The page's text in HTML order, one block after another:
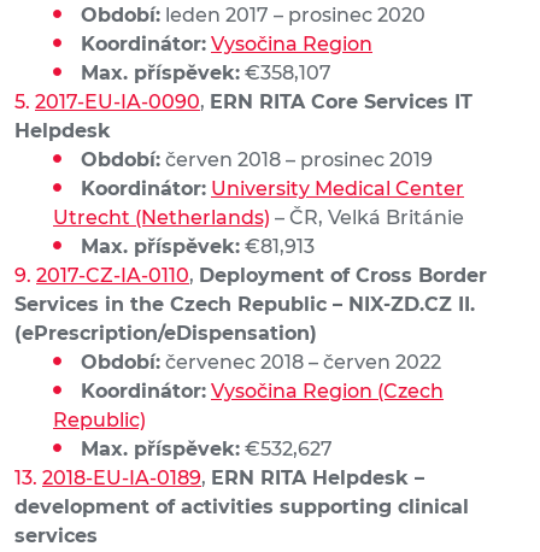
Období: leden 2017 – prosinec 2020
Koordinátor: Vysočina Region
Max. příspěvek: €358,107
2017-EU-IA-0090, ERN RITA Core Services IT
Helpdesk
Období: červen 2018 – prosinec 2019
Koordinátor: University Medical Center
Utrecht (Netherlands) – ČR, Velká Británie
Max. příspěvek: €81,913
2017-CZ-IA-0110, Deployment of Cross Border
Services in the Czech Republic – NIX-ZD.CZ II.
(ePrescription/eDispensation)
Období: červenec 2018 – červen 2022
Koordinátor: Vysočina Region (Czech
Republic)
Max. příspěvek: €532,627
2018-EU-IA-0189, ERN RITA Helpdesk –
development of activities supporting clinical
services